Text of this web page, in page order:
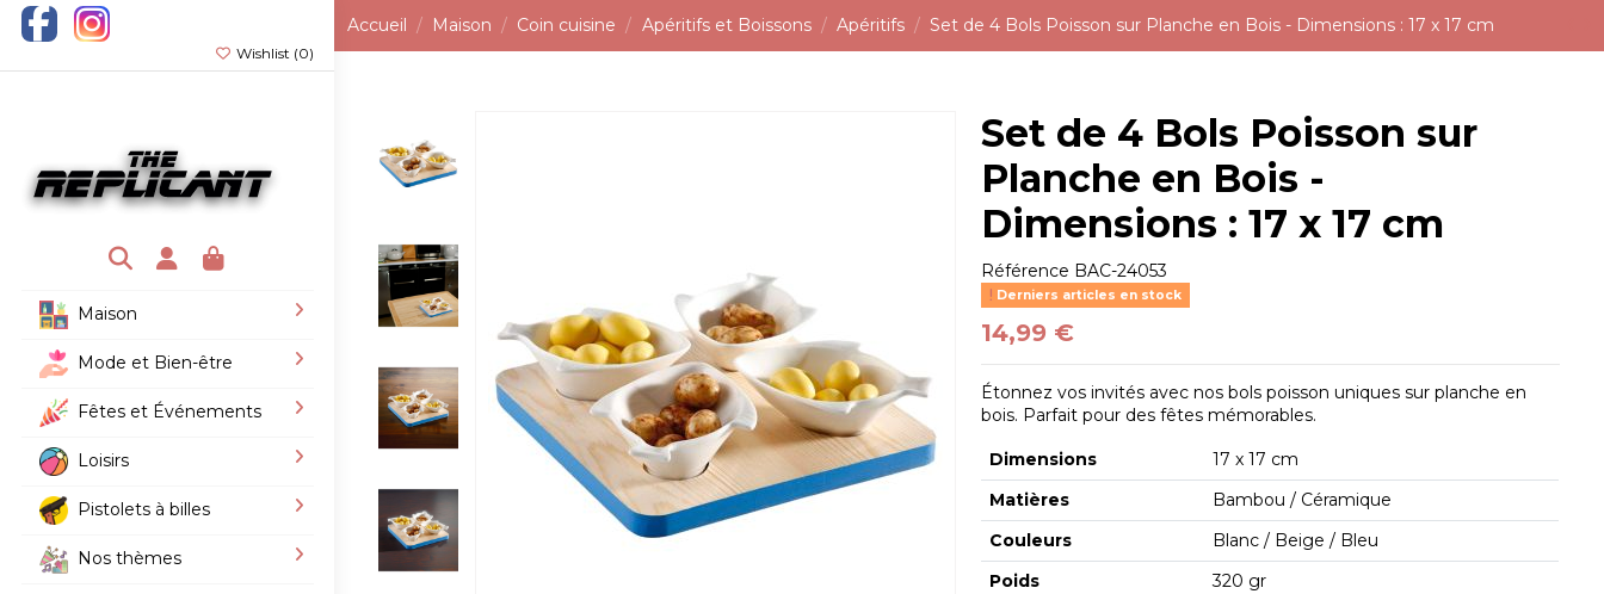
Wishlist (0)
Maison
Mode et Bien-être
Fêtes et Événements
Loisirs
Pistolets à billes
Nos thèmes
Accueil Maison Coin cuisine Apéritifs et Boissons Apéritifs Set de 4 Bols Poisson sur Planche en Bois - Dimensions : 17 x 17 cm
Set de 4 Bols Poisson sur
Planche en Bois -
Dimensions : 17 x 17 cm
Référence BAC-24053
Derniers articles en stock
14,99 €
Étonnez vos invités avec nos bols poisson uniques sur planche en
bois. Parfait pour des fêtes mémorables.
Dimensions
17 x 17 cm
Matières
Bambou / Céramique
Couleurs
Blanc / Beige / Bleu
Poids
320 gr